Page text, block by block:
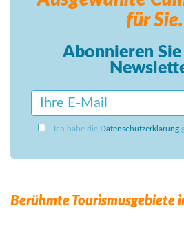
für Sie.
Abonnieren Sie
Ich habe die Datenschutzerklärung
Berühmte Tourismusgebiete